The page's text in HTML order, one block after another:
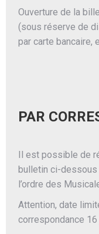
Ouverture de la
(sous réserve de
par carte bancaire,
PAR
Il est possible de
bulletin ci-dessous
l’ordre des
Attention, date
correspondance